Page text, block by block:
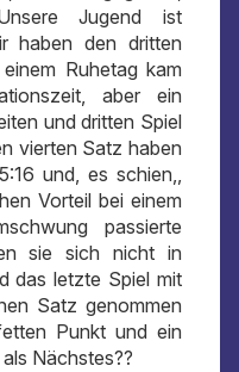
Jugend ist
haben den dritten
Ruhetag kam
aber ein
und dritten Spiel
vierten Satz haben
und, es schien,,
Vorteil bei einem
passierte
sie sich nicht in
das letzte Spiel mit
Satz genommen
Punkt und ein
Nächstes??